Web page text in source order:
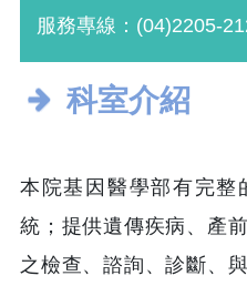
服務專線：(04)2205-
科室介紹
本院基因醫學部有完整
統；提供遺傳疾病、產
之檢查、諮詢、診斷、